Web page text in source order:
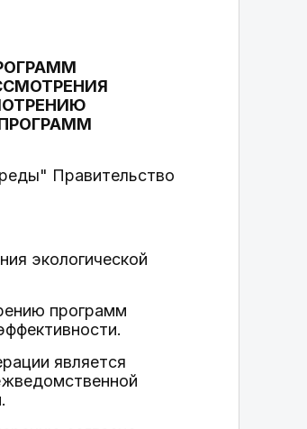
Правительство
экологической
программ
является